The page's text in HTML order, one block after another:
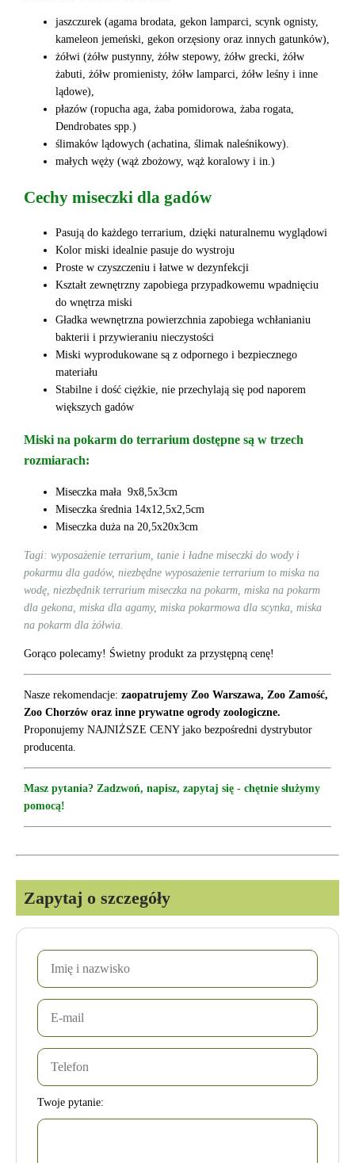
jaszczurek (agama brodata, gekon lamparci, scynk ognisty,
kameleon jemeński, gekon orzęsiony oraz innych gatunków),
żółwi (żółw pustynny, żółw stepowy, żółw grecki, żółw
żabuti, żółw promienisty, żółw lamparci, żółw leśny i inne
lądowe),
płazów (ropucha aga, żaba pomidorowa, żaba rogata,
Dendrobates spp.)
ślimaków lądowych (achatina, ślimak naleśnikowy).
małych węży (wąż zbożowy, wąż koralowy i in.)
Cechy miseczki dla gadów
Pasują do każdego terrarium, dzięki naturalnemu wyglądowi
Kolor miski idealnie pasuje do wystroju
Proste w czyszczeniu i łatwe w dezynfekcji
Kształt zewnętrzny zapobiega przypadkowemu wpadnięciu
do wnętrza miski
Gładka wewnętrzna powierzchnia zapobiega wchłanianiu
bakterii i przywieraniu nieczystości
Miski wyprodukowane są z odpornego i bezpiecznego
materiału
Stabilne i dość ciężkie, nie przechylają się pod naporem
większych gadów
Miski na pokarm do terrarium dostępne są w trzech
rozmiarach:
Miseczka mała 9x8,5x3cm
Miseczka średnia 14x12,5x2,5cm
Miseczka duża na 20,5x20x3cm
Tagi: wyposażenie terrarium, tanie i ładne miseczki do wody i
pokarmu dla gadów, niezbędne wyposażenie terrarium to miska na
wodę, niezbędnik terrarium miseczka na pokarm, miska na pokarm
dla gekona, miska dla agamy, miska pokarmowa dla scynka, miska
na pokarm dla żółwia.
Gorąco polecamy! Świetny produkt za przystępną cenę!
Nasze rekomendacje: zaopatrujemy Zoo Warszawa, Zoo Zamość,
Zoo Chorzów oraz inne prywatne ogrody zoologiczne.
Proponujemy NAJNIŻSZE CENY jako bezpośredni dystrybutor
producenta.
Masz pytania? Zadzwoń, napisz, zapytaj się - chętnie służymy
pomocą!
Zapytaj o szczegóły
Twoje pytanie: